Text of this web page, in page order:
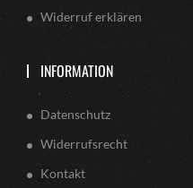
Widerruf erklären
INFORMATION
Datenschutz
Widerrufsrecht
Kontakt